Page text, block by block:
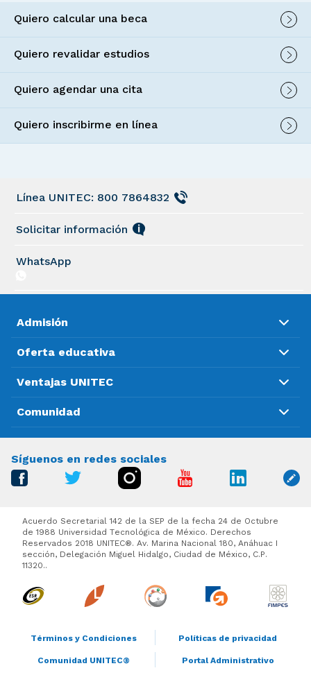
Quiero calcular una beca
Quiero revalidar estudios
Quiero agendar una cita
Quiero inscribirme en línea
Línea UNITEC: 800 7864832
Solicitar información
WhatsApp
Admisión
Oferta educativa
Ventajas UNITEC
Comunidad
Síguenos en redes sociales
Términos y Condiciones Políticas de privacidad
Comunidad UNITEC® Portal Administrativo
Acuerdo Secretarial 142 de la SEP de la fecha 24 de Octubre
de 1988 Universidad Tecnológica de México. Derechos
Reservados 2018 UNITEC®. Av. Marina Nacional 180, Anáhuac I
sección, Delegación Miguel Hidalgo, Ciudad de México, C.P.
11320..